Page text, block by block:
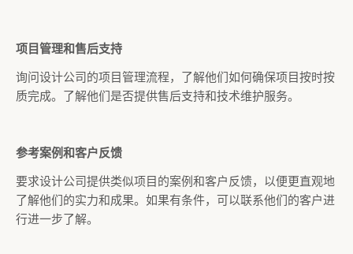
项目管理和售后支持
询问设计公司的项目管理流程，了解他们如何确保项目按时按
质完成。了解他们是否提供售后支持和技术维护服务。
参考案例和客户反馈
要求设计公司提供类似项目的案例和客户反馈，以便更直观地
了解他们的实力和成果。如果有条件，可以联系他们的客户进
行进一步了解。